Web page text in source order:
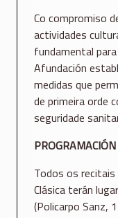
Co compromiso
actividades
fundamental
Afundación
medidas que
de primeira orde
seguridade
Todos os recitais
Clásica terán
(Policarpo Sanz,